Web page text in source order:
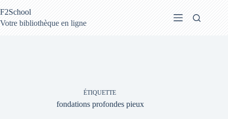
au
contenu
F2School
Votre bibliothèque en ligne
ÉTIQUETTE
fondations profondes pieux